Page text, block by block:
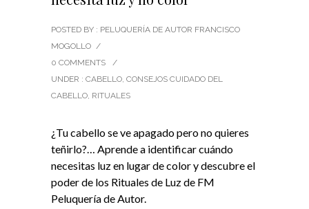
POSTED BY : PELUQUERÍA DE AUTOR FRANCISCO
MOGOLLO /
0 COMMENTS
/
UNDER : CABELLO, CONSEJOS CUIDADO DEL
CABELLO, RITUALES
¿Tu cabello se ve apagado pero no quieres
teñirlo?… Aprende a identificar cuándo
necesitas luz en lugar de color y descubre el
poder de los Rituales de Luz de FM
Peluquería de Autor.